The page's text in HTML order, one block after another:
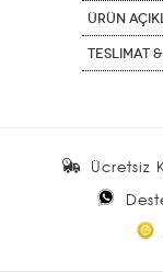
ÜRÜN
Teslimat
Ücretsiz